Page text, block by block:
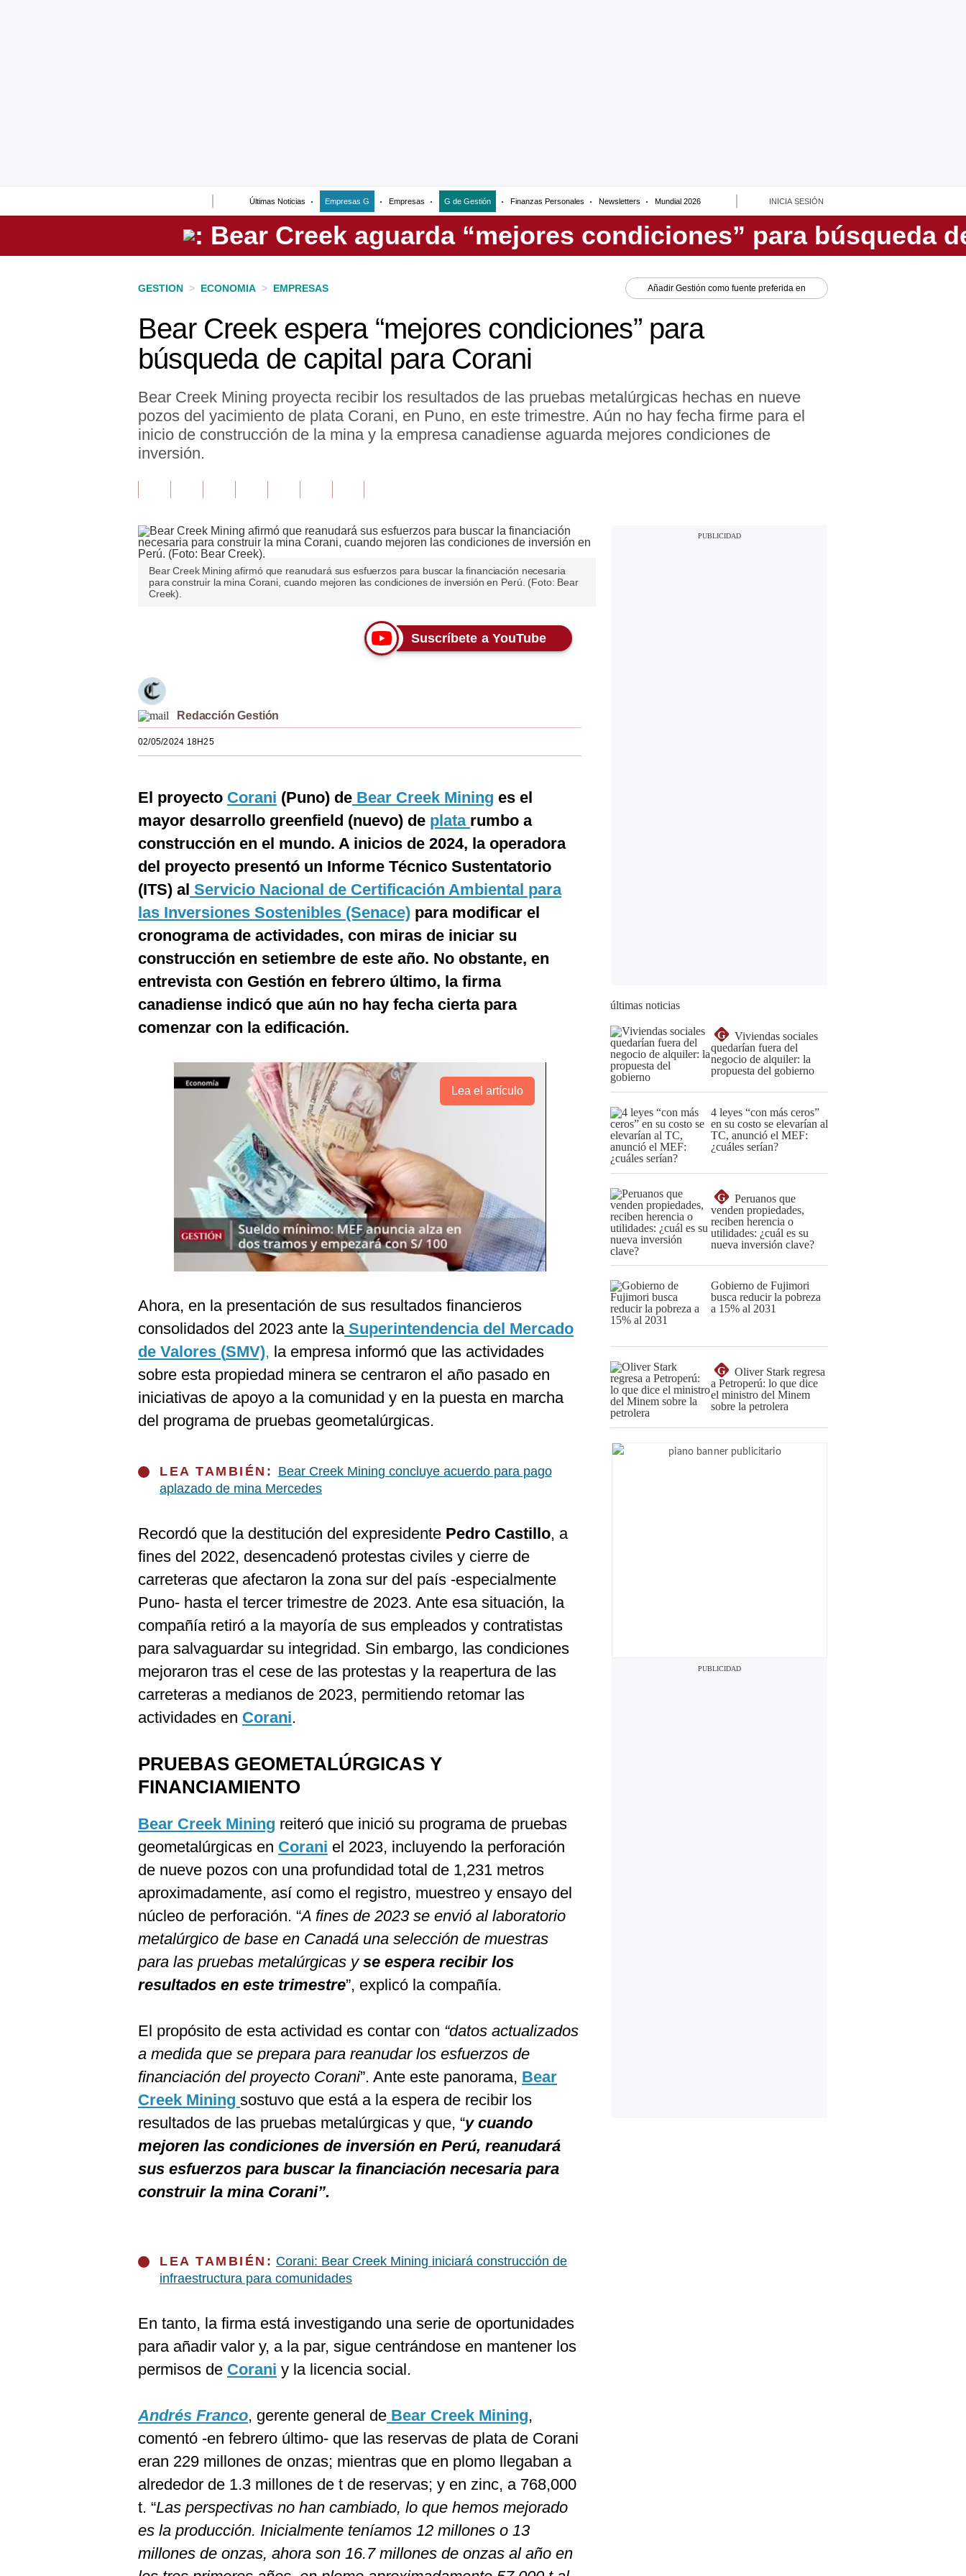
Últimas Noticias Empresas G Empresas G de Gestión Finanzas Personales Newsletters Mundial 2026 INICIA SESIÓN
Perú
GESTION > ECONOMIA > EMPRESAS Añadir Gestión como fuente preferida en
Bear Creek espera “mejores condiciones” para
búsqueda de capital para Corani
Bear Creek Mining proyecta recibir los resultados de las pruebas metalúrgicas hechas en nueve
pozos del yacimiento de plata Corani, en Puno, en este trimestre. Aún no hay fecha firme para el
inicio de construcción de la mina y la empresa canadiense aguarda mejores condiciones de
inversión.
Bear Creek Mining afirmó que reanudará sus esfuerzos para buscar la financiación necesaria
para construir la mina Corani, cuando mejoren las condiciones de inversión en Perú. (Foto: Bear
Creek).
Suscríbete a YouTube
Redacción Gestión
02/05/2024 18H25
El proyecto Corani (Puno) de Bear Creek Mining es el
mayor desarrollo greenfield (nuevo) de plata rumbo a
construcción en el mundo. A inicios de 2024, la operadora
del proyecto presentó un Informe Técnico Sustentatorio
(ITS) al Servicio Nacional de Certificación Ambiental para
las Inversiones Sostenibles (Senace) para modificar el
cronograma de actividades, con miras de iniciar su
construcción en setiembre de este año. No obstante, en
entrevista con Gestión en febrero último, la firma
canadiense indicó que aún no hay fecha cierta para
comenzar con la edificación.
Lea el artículo
Ahora, en la presentación de sus resultados financieros
consolidados del 2023 ante la Superintendencia del Mercado
de Valores (SMV), la empresa informó que las actividades
sobre esta propiedad minera se centraron el año pasado en
iniciativas de apoyo a la comunidad y en la puesta en marcha
del programa de pruebas geometalúrgicas.
LEA TAMBIÉN: Bear Creek Mining concluye acuerdo para pago
aplazado de mina Mercedes
Recordó que la destitución del expresidente Pedro Castillo, a
fines del 2022, desencadenó protestas civiles y cierre de
carreteras que afectaron la zona sur del país -especialmente
Puno- hasta el tercer trimestre de 2023. Ante esa situación, la
compañía retiró a la mayoría de sus empleados y contratistas
para salvaguardar su integridad. Sin embargo, las condiciones
mejoraron tras el cese de las protestas y la reapertura de las
carreteras a medianos de 2023, permitiendo retomar las
actividades en Corani.
PRUEBAS GEOMETALÚRGICAS Y
FINANCIAMIENTO
Bear Creek Mining reiteró que inició su programa de pruebas
geometalúrgicas en Corani el 2023, incluyendo la perforación
de nueve pozos con una profundidad total de 1,231 metros
aproximadamente, así como el registro, muestreo y ensayo del
núcleo de perforación. “A fines de 2023 se envió al laboratorio
metalúrgico de base en Canadá una selección de muestras
para las pruebas metalúrgicas y se espera recibir los
resultados en este trimestre”, explicó la compañía.
El propósito de esta actividad es contar con “datos actualizados
a medida que se prepara para reanudar los esfuerzos de
financiación del proyecto Corani”. Ante este panorama, Bear
Creek Mining sostuvo que está a la espera de recibir los
resultados de las pruebas metalúrgicas y que, “y cuando
mejoren las condiciones de inversión en Perú, reanudará
sus esfuerzos para buscar la financiación necesaria para
construir la mina Corani”.
LEA TAMBIÉN: Corani: Bear Creek Mining iniciará construcción de
infraestructura para comunidades
En tanto, la firma está investigando una serie de oportunidades
para añadir valor y, a la par, sigue centrándose en mantener los
permisos de Corani y la licencia social.
Andrés Franco, gerente general de Bear Creek Mining,
comentó -en febrero último- que las reservas de plata de Corani
eran 229 millones de onzas; mientras que en plomo llegaban a
alrededor de 1.3 millones de t de reservas; y en zinc, a 768,000
t. “Las perspectivas no han cambiado, lo que hemos mejorado
es la producción. Inicialmente teníamos 12 millones o 13
millones de onzas, ahora son 16.7 millones de onzas al año en
últimas noticias
G
Viviendas sociales
quedarían fuera del
negocio de alquiler: la
propuesta del gobierno
4 leyes “con más ceros”
en su costo se elevarían al
TC, anunció el MEF:
¿cuáles serían?
G
Peruanos que
venden propiedades,
reciben herencia o
utilidades: ¿cuál es su
nueva inversión clave?
Gobierno de Fujimori
busca reducir la pobreza
a 15% al 2031
G
Oliver Stark regresa
a Petroperú: lo que dice
el ministro del Minem
sobre la petrolera